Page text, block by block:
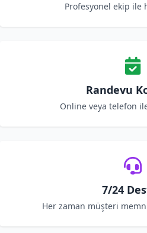
Profesyonel ekip ile
Randevu
Online veya telefon
7/24
Her zaman müşteri